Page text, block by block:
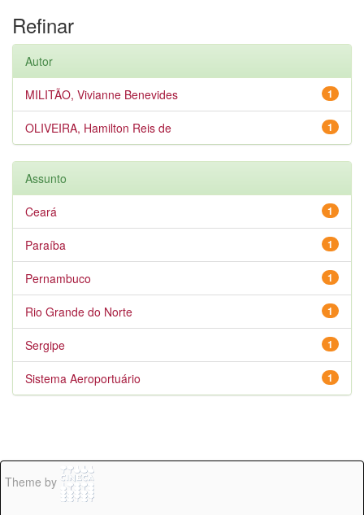
Refinar
Autor
1
MILITÃO, Vivianne Benevides
1
OLIVEIRA, Hamilton Reis de
Assunto
1
Ceará
1
Paraíba
1
Pernambuco
1
Rio Grande do Norte
1
Sergipe
1
Sistema Aeroportuário
Theme by